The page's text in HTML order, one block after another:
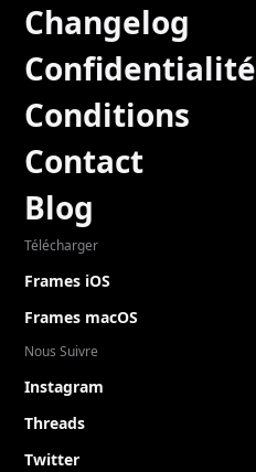
Changelog
Confidentialité
Conditions
Contact
Blog
Télécharger
Frames iOS
Frames macOS
Nous Suivre
Instagram
Threads
Twitter